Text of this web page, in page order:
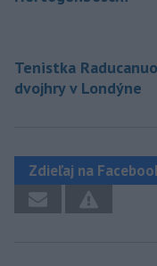
Tenistka
dvojhry v Londýne
Zdieľaj na